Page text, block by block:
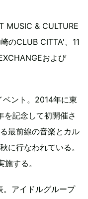
MUSIC & CULTURE
のCLUB CITTA'、11
および
ベント。2014年に東
を記念して初開催さ
最前線の音楽とカル
に行なわれている。
する。
。アイドルグループ